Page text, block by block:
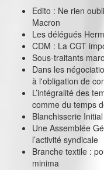
Edito : Ne rien
Macron
Les délégués
CDM : La CGT
Sous-traitants
Dans les
à l'obligation de
L’intégralité des
comme du temps
Blanchisserie
Une Assemblée
l’activité syndicale
Branche textile :
minima